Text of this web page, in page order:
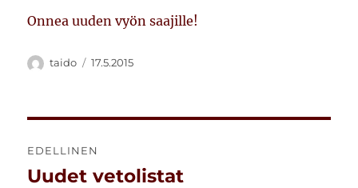
Onnea uuden vyön saajille!
Kirjoittaja
taido Julkaistu
17.5.2015
selaus
EDELLINEN
Edellinen
Uudet vetolistat